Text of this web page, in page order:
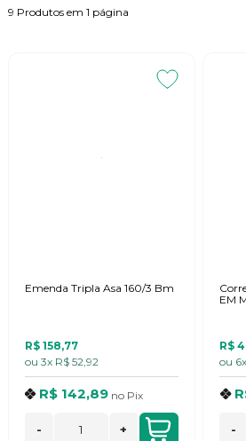
9 Produtos em 1 página
Emenda Tripla Asa 160/3 Bm
R$ 158,77
ou 3x R$ 52,92
R$ 142,89 no Pix
- +
EM
R$
ou 6x
-